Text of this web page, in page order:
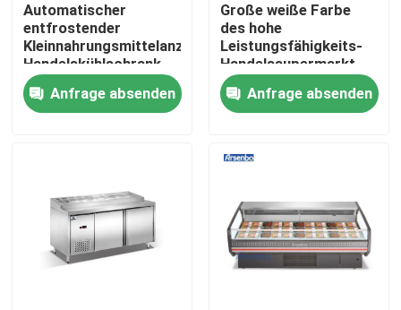
Produkte
Über uns
Qualitätskontrolle
Treten Sie mit uns in Verbindung
Automatischer
entfrostender
Kleinnahrungsmittelanzeigen-
Handelskühlschrank
für Supermarkt
Anfrage absenden
Große weiße Farbe
des hohe
Leistungsfähigkeits-
Handelssupermarkt-
Kühlschrank-R22
Anfrage absenden